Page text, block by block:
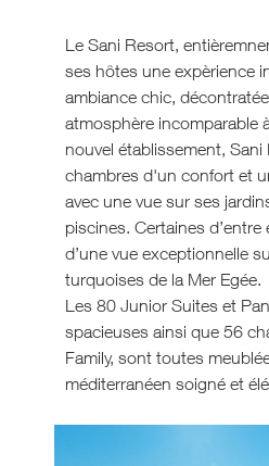
Le Sani Resort,
ses hôtes une expèrience
ambiance chic,
atmosphère incomparable
nouvel établissement,
chambres d'un confort et
avec une vue sur ses
piscines. Certaines d’entre
d’une vue exceptionnelle
turquoises de la Mer Egée.
Les 80 Junior Suites et
spacieuses ainsi que 56
Family, sont toutes
méditerranéen soigné et